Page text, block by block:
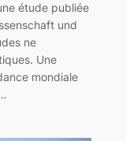
étude publiée
und
ne
Une
mondiale